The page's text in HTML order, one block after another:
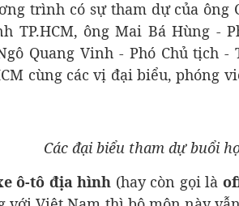
trình có sự tham dự của ông
TP.HCM, ông Mai Bá Hùng -
Quang Vinh - Phó Chủ tịch
cùng các vị đại biểu, phóng
Các đại biểu tham dự buổi
ô-tô địa hình (hay còn gọi là